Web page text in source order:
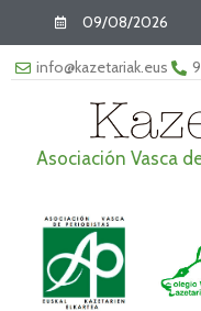
09/08/2026
info@kazetariak.eus
Asociación Vasca